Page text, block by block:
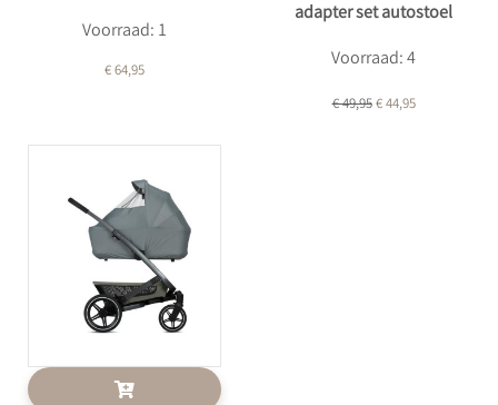
Voorraad: 1
€ 64,95
adapter set autostoel
Voorraad: 4
€ 49,95€ 44,95